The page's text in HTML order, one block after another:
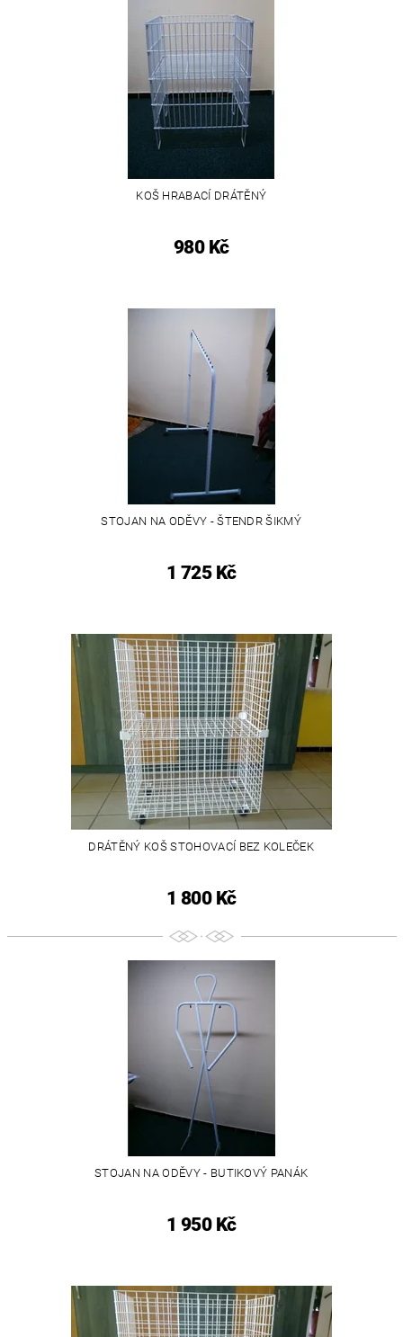
KOŠ HRABACÍ DRÁTĚNÝ
980 Kč
STOJAN NA ODĚVY - ŠTENDR ŠIKMÝ
1 725 Kč
DRÁTĚNÝ KOŠ STOHOVACÍ BEZ KOLEČEK
1 800 Kč
STOJAN NA ODĚVY - BUTIKOVÝ PANÁK
1 950 Kč